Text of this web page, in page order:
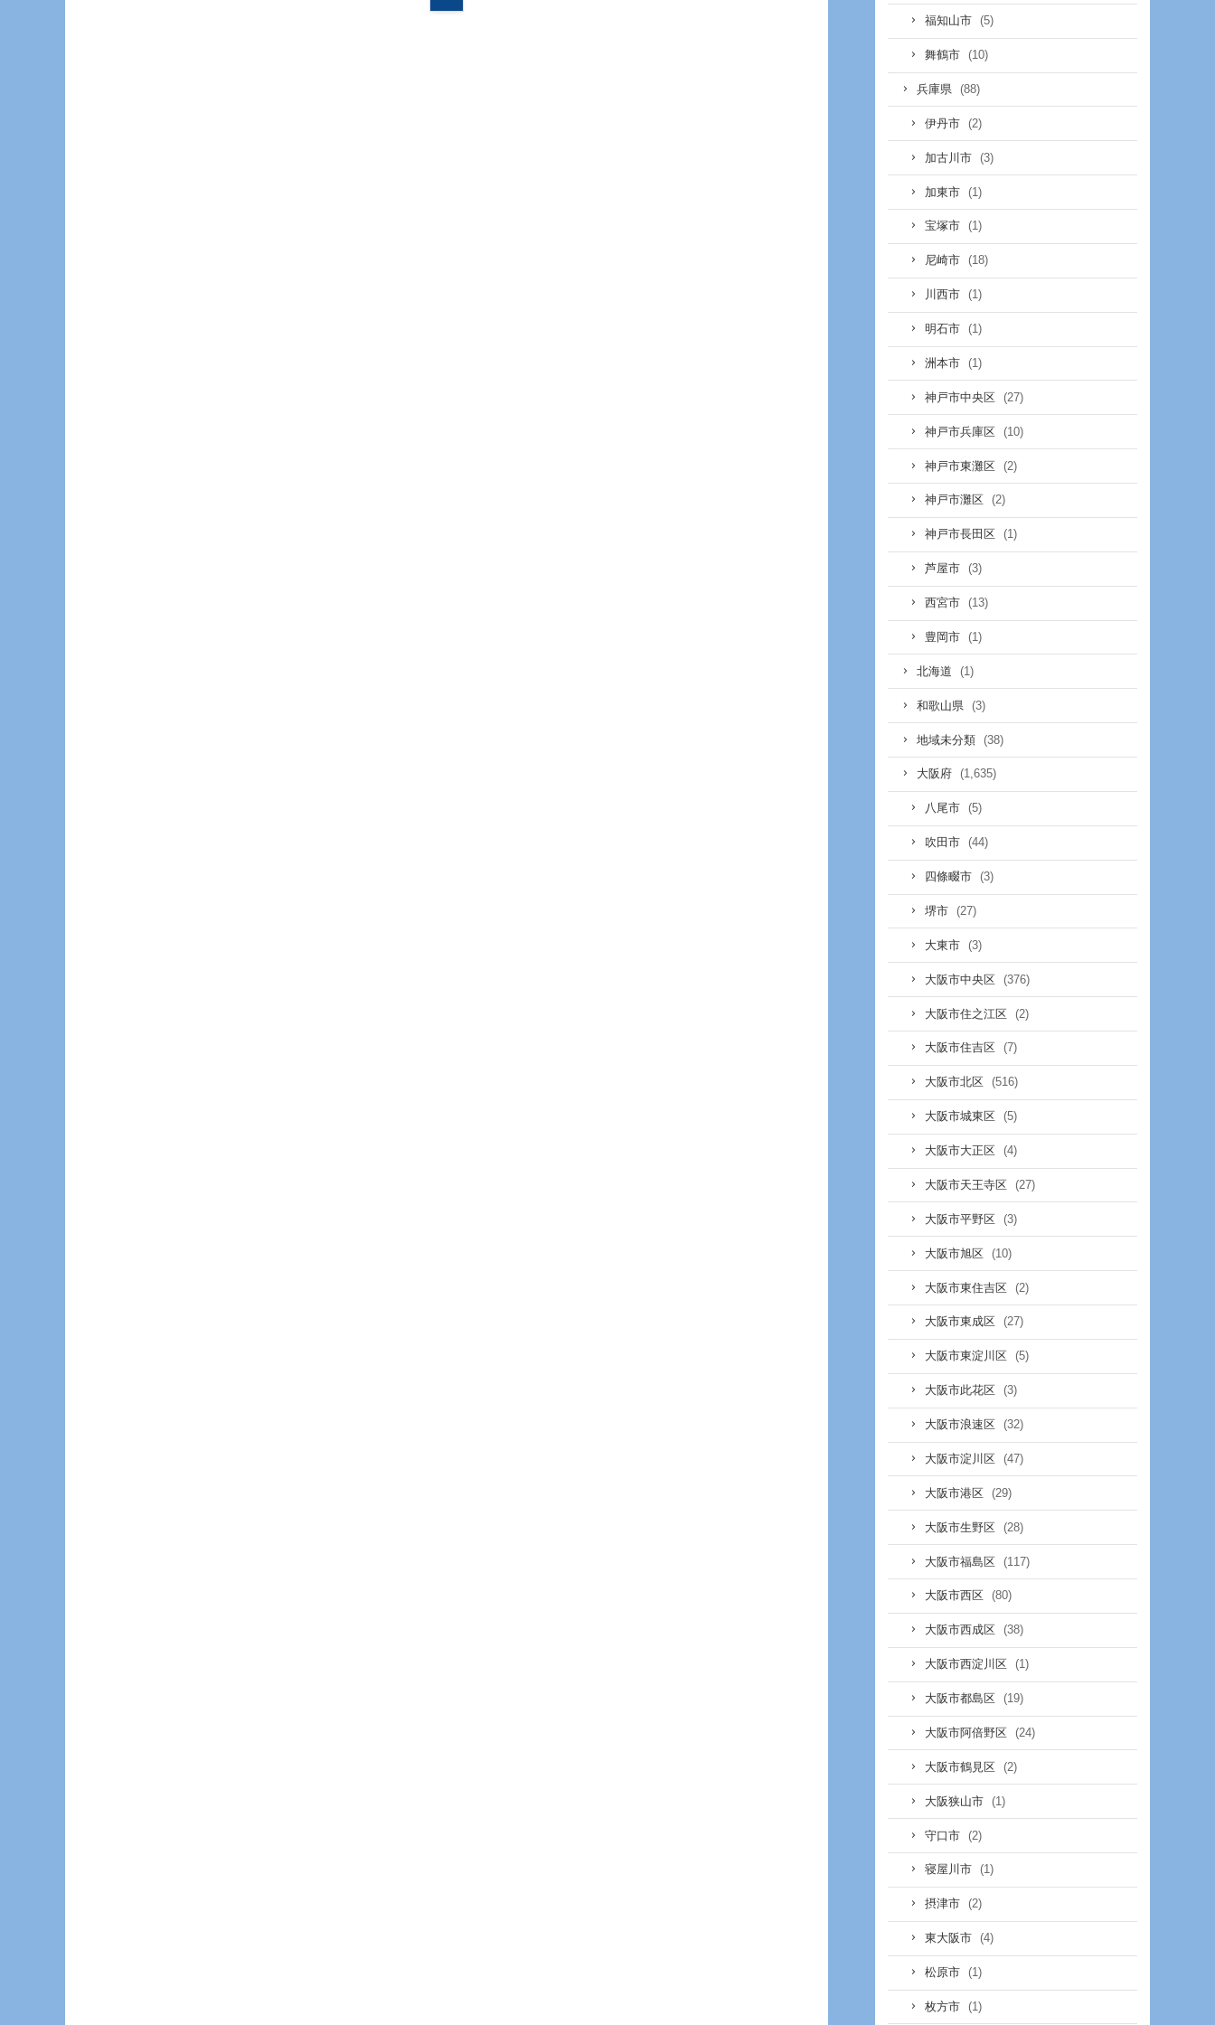
福知山市 (5)
舞鶴市 (10)
兵庫県 (88)
伊丹市 (2)
加古川市 (3)
加東市 (1)
宝塚市 (1)
尼崎市 (18)
川西市 (1)
明石市 (1)
洲本市 (1)
神戸市中央区 (27)
神戸市兵庫区 (10)
神戸市東灘区 (2)
神戸市灘区 (2)
神戸市長田区 (1)
芦屋市 (3)
西宮市 (13)
豊岡市 (1)
北海道 (1)
和歌山県 (3)
地域未分類 (38)
大阪府 (1,635)
八尾市 (5)
吹田市 (44)
四條畷市 (3)
堺市 (27)
大東市 (3)
大阪市中央区 (376)
大阪市住之江区 (2)
大阪市住吉区 (7)
大阪市北区 (516)
大阪市城東区 (5)
大阪市大正区 (4)
大阪市天王寺区 (27)
大阪市平野区 (3)
大阪市旭区 (10)
大阪市東住吉区 (2)
大阪市東成区 (27)
大阪市東淀川区 (5)
大阪市此花区 (3)
大阪市浪速区 (32)
大阪市淀川区 (47)
大阪市港区 (29)
大阪市生野区 (28)
大阪市福島区 (117)
大阪市西区 (80)
大阪市西成区 (38)
大阪市西淀川区 (1)
大阪市都島区 (19)
大阪市阿倍野区 (24)
大阪市鶴見区 (2)
大阪狭山市 (1)
守口市 (2)
寝屋川市 (1)
摂津市 (2)
東大阪市 (4)
松原市 (1)
枚方市 (1)